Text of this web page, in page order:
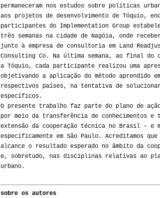
permaneceram nos estudos sobre políticas
aos projetos de desenvolvimento de Tóquio,
participantes do Implementation Group
três semanas na cidade de Nagóia, onde
junto à empresa de consultoria em Land
Consulting Co. Na última semana, ao final do
a Tóquio, cada participante realizou uma
objetivando a aplicação do método aprendido
respectivos países, na tentativa de solucionar
específicos.
O presente trabalho faz parte do plano de
por meio da transferência de conhecimentos e
extensão da cooperação técnica no Brasil – e
especificamente em São Paulo. Acreditamos
alcance o resultado esperado no âmbito da
e, sobretudo, nas disciplinas relativas ao
urbano.
sobre os autores